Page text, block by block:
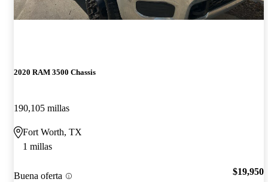
2020 RAM 3500 Chassis
190,105 millas
Fort Worth, TX
1 millas
Buena oferta $19,950